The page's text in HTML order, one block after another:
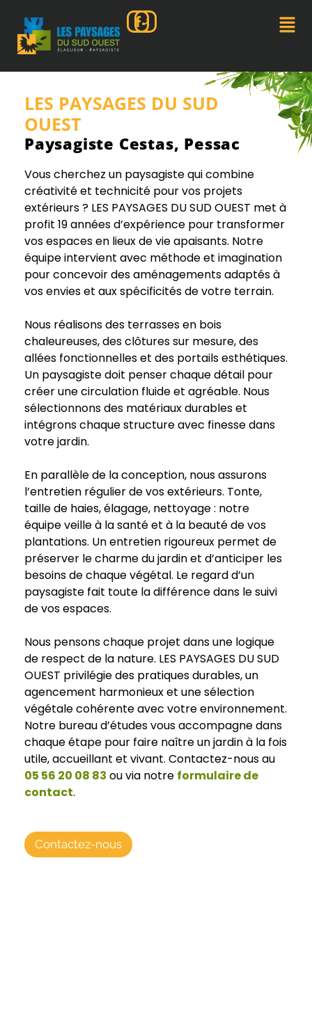
LES PAYSAGES DU SUD
OUEST
Paysagiste Cestas, Pessac
Vous cherchez un paysagiste qui combine
créativité et technicité pour vos projets
extérieurs ? LES PAYSAGES DU SUD OUEST met à
profit 19 années d’expérience pour transformer
vos espaces en lieux de vie apaisants. Notre
équipe intervient avec méthode et imagination
pour concevoir des aménagements adaptés à
vos envies et aux spécificités de votre terrain.
Nous réalisons des terrasses en bois
chaleureuses, des clôtures sur mesure, des
allées fonctionnelles et des portails esthétiques.
Un paysagiste doit penser chaque détail pour
créer une circulation fluide et agréable. Nous
sélectionnons des matériaux durables et
intégrons chaque structure avec finesse dans
votre jardin.
En parallèle de la conception, nous assurons
l’entretien régulier de vos extérieurs. Tonte,
taille de haies, élagage, nettoyage : notre
équipe veille à la santé et à la beauté de vos
plantations. Un entretien rigoureux permet de
préserver le charme du jardin et d’anticiper les
besoins de chaque végétal. Le regard d’un
paysagiste fait toute la différence dans le suivi
de vos espaces.
Nous pensons chaque projet dans une logique
de respect de la nature. LES PAYSAGES DU SUD
OUEST privilégie des pratiques durables, un
agencement harmonieux et une sélection
végétale cohérente avec votre environnement.
Notre bureau d’études vous accompagne dans
chaque étape pour faire naître un jardin à la fois
utile, accueillant et vivant. Contactez-nous au
05 56 20 08 83 ou via notre formulaire de
contact.
Contactez-nous